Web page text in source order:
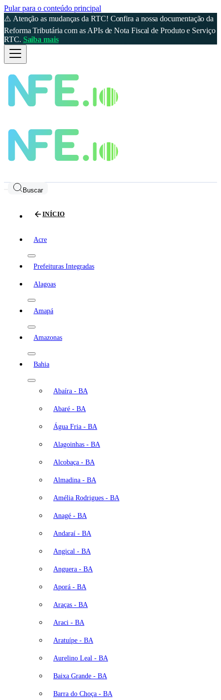
Pular para o conteúdo principal
⚠️ Atenção as mudanças da RTC! Confira a nossa documentação da
Reforma Tributária com as APIs de Nota Fiscal de Produto e Serviço
RTC. Saiba mais
Buscar
INÍCIO
Acre
Prefeituras Integradas
Alagoas
Amapá
Amazonas
Bahia
Abaíra - BA
Abaré - BA
Água Fria - BA
Alagoinhas - BA
Alcobaça - BA
Almadina - BA
Amélia Rodrigues - BA
Anagé - BA
Andaraí - BA
Angical - BA
Anguera - BA
Aporá - BA
Araças - BA
Araci - BA
Aratuípe - BA
Aurelino Leal - BA
Baixa Grande - BA
Barra do Choça - BA